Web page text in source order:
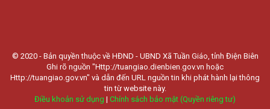
© 2020 - Bản quyền thuộc về HĐND - UBND Xã Tuần Giáo, tỉnh Điện Biên
Ghi rõ nguồn "Http://tuangiao.dienbien.gov.vn hoặc
Http://tuangiao.gov.vn" và dẫn đến URL nguồn tin khi phát hành lại thông
tin từ website này.
Điều khoản sử dụng | Chính sách bảo mật (Quyền riêng tư)